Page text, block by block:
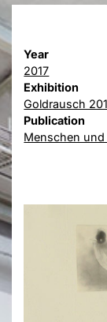
Year
2017
Exhibition
Goldrausch
Publication
Menschen und